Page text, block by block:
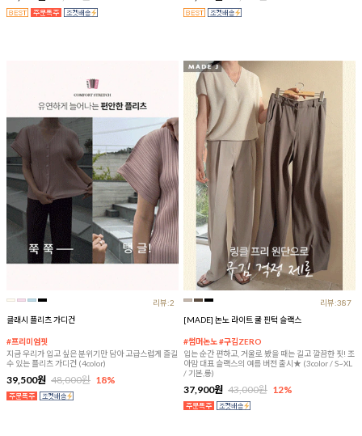
리뷰:2
클래시 플리츠 가디건
#프리미엄핏
지금 우리가 입고 싶은 분위기만 담아 고급스럽게 즐길
수 있는 플리츠 가디건 (4color)
39,500원 48,000원 18%
리뷰:387
[MADE] 논노 라이트 쿨 핀턱 슬랙스
#썸머논노 #구김ZERO
입는 순간 편하고, 거울로 봤을 때는 길고 깔끔한 핏! 조
아맘 대표 슬랙스의 여름 버전 출시★ (3color / S~XL
/ 기본,롱)
37,900원 43,000원 12%